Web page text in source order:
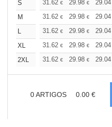
S 31.62 € 29.98 € 29.04
M
31.62 € 29.98 € 29.04
L
31.62 € 29.98 € 29.04
XL
31.62 € 29.98 € 29.04
2XL
31.62 € 29.98 € 29.04
0ARTIGOS 0.00 €